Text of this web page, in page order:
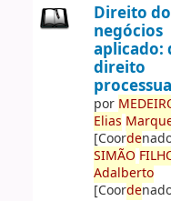
Direito
negócios
aplicado:
direito
por MEDE
Elias
[Coorde
SIMÃO
Adalberto
[Coorde